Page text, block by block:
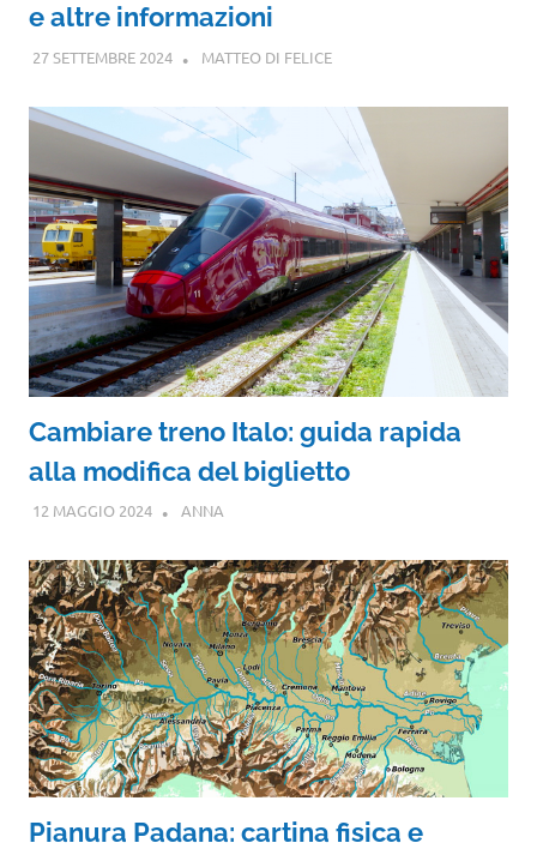
e altre informazioni
27 SETTEMBRE 2024 MATTEO DI FELICE
Cambiare treno Italo: guida rapida
alla modifica del biglietto
12 MAGGIO 2024 ANNA
Pianura Padana: cartina fisica e